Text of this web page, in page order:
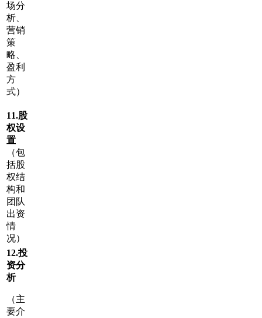
场分
析、
营销
策
略、
盈利
方
式）
11.股
权设
置
（包
括股
权结
构和
团队
出资
情
况）
12.投
资分
析
（主
要介